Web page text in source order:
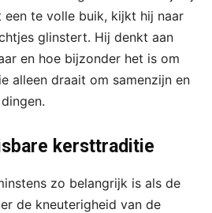
te volle buik, kijkt hij naar
glinstert. Hij denkt aan
en hoe bijzonder het is om
alleen draait om samenzijn en
kersttraditie
zo belangrijk is als de
de kneuterigheid van de